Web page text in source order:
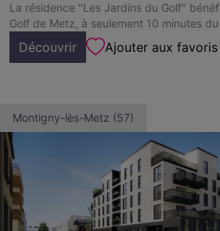
La résidence "Les Jardins du Golf"
Golf de Metz, à seulement 10 minutes
Découvrir Ajouter aux favoris
Montigny-lès-Metz (57)